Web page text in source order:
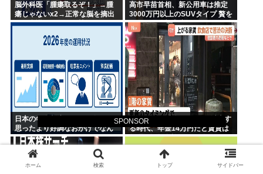
SPONSOR
脳外科医「腫瘍取るぞ！」→腫
瘍じゃないx2→正常な脳を摘出
され意識はあるのに植物人間に
高市早苗首相、新公用車は推定
3000万円以上のSUVタイプ 贅を
尽くした後部座席でたばこを吸
うのが至福の時間か どんどん延
びる乗車時間
日本の年金制度、GPIFの運用が
思ったより好調なおかげでなん
とかなりそう
1Kアパート家賃が10万円以上す
る時代、年金14万円だと賃貸は
無理、運転免許もなく移住も困
難
ホーム 検索 トップ サイドバー